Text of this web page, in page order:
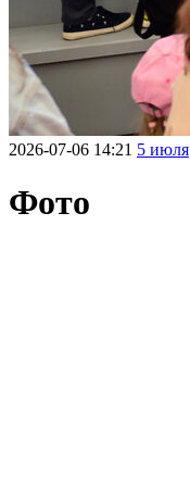
2026-07-06 14:21 5 июля
Фото